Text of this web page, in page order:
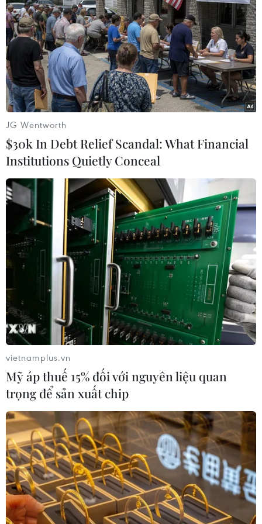
Cảnh báo nguy cơ cạn kiệt lương thực tại
thành phố Aleppo
10/11/2016 14:44
Liên hợp quốc ngày 10/11 thông báo những khẩu phần
lương thực cuối cùng đang được chuyển đến khu vực
phía Đông thành phố Aleppo của Syria.
Nga bác bỏ đề xuất của LHQ về kéo dài
lệnh ngừng bắn tại Aleppo
10/11/2016 22:50
JG Wentworth
$30k In Debt Relief Scandal: What Financial
Institutions Quietly Conceal
vietnamplus.vn
Mỹ áp thuế 15% đối với nguyên liệu quan
trọng để sản xuất chip